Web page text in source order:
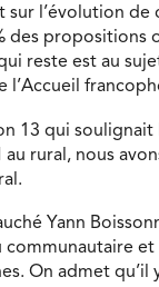
sur l’évolution de
des propositions
reste est au
l’Accueil
13 qui soulignait
rural, nous
Yann
communautaire et
On admet qu’il